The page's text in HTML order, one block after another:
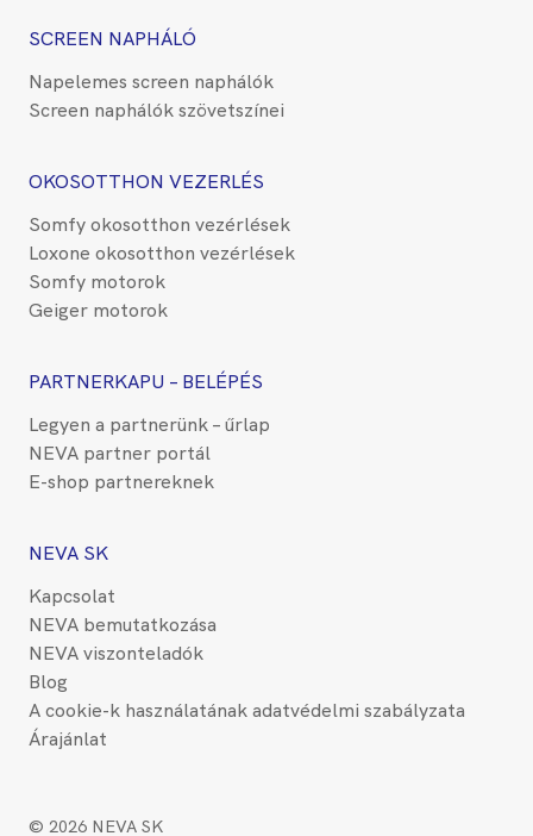
SCREEN NAPHÁLÓ
Napelemes screen naphálók
Screen naphálók szövetszínei
OKOSOTTHON VEZERLÉS
Somfy okosotthon vezérlések
Loxone okosotthon vezérlések
Somfy motorok
Geiger motorok
PARTNERKAPU – BELÉPÉS
Legyen a partnerünk – űrlap
NEVA partner portál
E-shop partnereknek
NEVA SK
Kapcsolat
NEVA bemutatkozása
NEVA viszonteladók
Blog
A cookie-k használatának adatvédelmi szabályzata
Árajánlat
© 2026 NEVA SK